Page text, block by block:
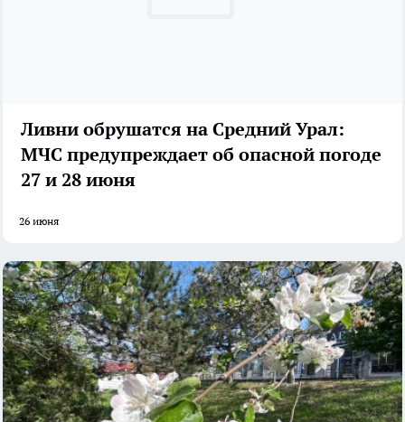
Ливни обрушатся на Средний Урал:
МЧС предупреждает об опасной погоде
27 и 28 июня
26 июня